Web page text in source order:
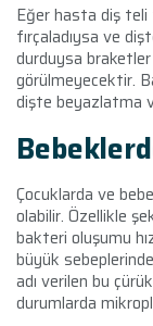
Eğer hasta diş teli
fırçaladıysa ve
durduysa braketler
görülmeyecektir.
dişte beyazlatma
Çocuklarda ve
olabilir. Özellikle
bakteri oluşumu
büyük
adı verilen bu
durumlarda